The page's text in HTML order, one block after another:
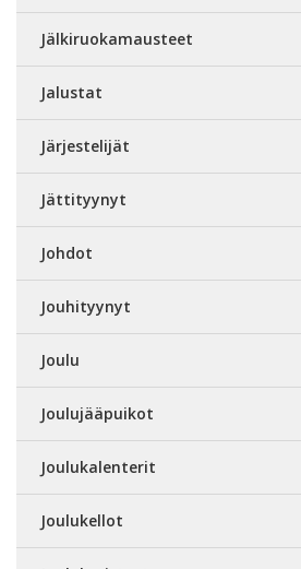
Jälkiruokamausteet
Jalustat
Järjestelijät
Jättityynyt
Johdot
Jouhityynyt
Joulu
Joulujääpuikot
Joulukalenterit
Joulukellot